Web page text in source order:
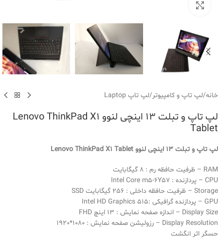
خانه/لپ تاپ و کامپیوتر /لپ تاپ Laptop
لپ تاپ و تبلت ۱۳ اینچی لنوو Lenovo ThinkPad X1
Tablet
لپ تاپ و تبلت 13 اینچی لنوو Lenovo ThinkPad X1 Tablet
RAM – ظرفیت حافظه رم : 8 گیگابایت
CPU – پردازنده : Intel Core m5-6Y57
Storage – ظرفیت حافظه داخلی : 256 گیگابایت SSD
GPU – پردازنده گرافیکی :Intel HD Graphics 515
Display Size – اندازه صفحه نمایش : 13 اینچ FHD
Display Resolution – رزولیشن صفحه نمایش : 1080*1920
حسگر اثر انگشت